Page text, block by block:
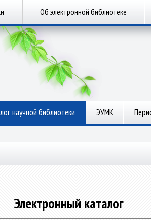
Об электронной библиотеке
научной библиотеки ЭУМК
Электронный каталог